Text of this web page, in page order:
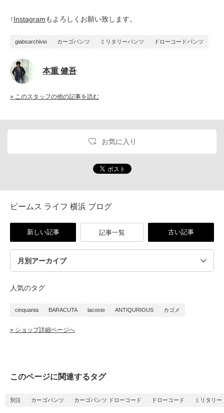
↑Instagramもよろしくお願い致します。
giabsarchivio カーゴパンツ ミリタリーパンツ ドローコードパンツ
本重 健吾
» このスタッフの他の記事を読む
お気に入り
ビームス ライフ 横浜 ブログ
新しい記事 記事一覧 古い記事
人気のタグ
cinquanta BARACUTA lacoste ANTIQURIOUS カゴメ
» ショップ詳細ページへ
このページに関連するタグ
別注 カーゴパンツ カーゴパンツ ドローコード ドローコード ミリタリー